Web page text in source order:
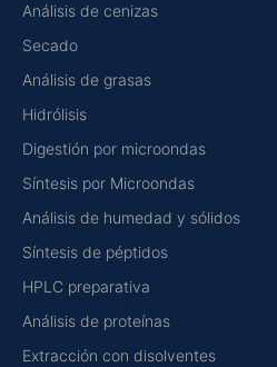
Análisis de cenizas
Secado
Análisis de grasas
Hidrólisis
Digestión por microondas
Síntesis por Microondas
Análisis de humedad y sólidos
Síntesis de péptidos
HPLC preparativa
Análisis de proteínas
Extracción con disolventes